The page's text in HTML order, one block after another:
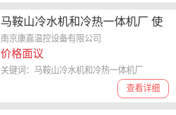
马鞍山冷水机和冷热一体机厂 使
用便捷 康嘉温控
南京康嘉温控设备有限公司
价格面议
查看详细
关键词：马鞍山冷水机和冷热一体机厂